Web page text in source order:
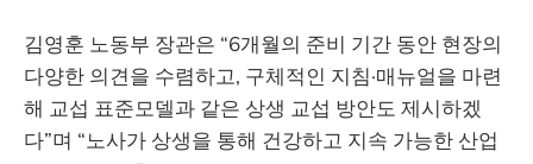
김영훈 노동부 장관은 “6개월의 준비 기간 동안 현장의
다양한 의견을 수렴하고, 구체적인 지침·매뉴얼을 마련
해 교섭 표준모델과 같은 상생 교섭 방안도 제시하겠
다”며 “노사가 상생을 통해 건강하고 지속 가능한 산업